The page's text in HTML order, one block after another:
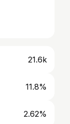
21.6k
11.8%
2.62%